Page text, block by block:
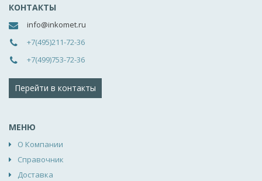
КОНТАКТЫ
info@inkomet.ru
+7(495)211-72-36
+7(499)753-72-36
Перейти в контакты
МЕНЮ
О Компании
Справочник
Доставка